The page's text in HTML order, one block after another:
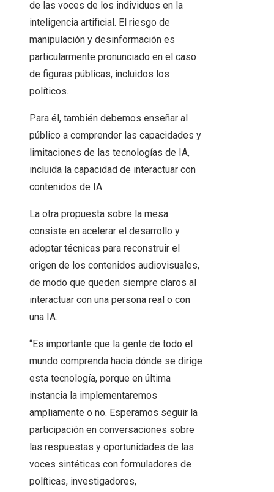
de las voces de los individuos en la
inteligencia artificial. El riesgo de
manipulación y desinformación es
particularmente pronunciado en el caso
de figuras públicas, incluidos los
políticos.
Para él, también debemos enseñar al
público a comprender las capacidades y
limitaciones de las tecnologías de IA,
incluida la capacidad de interactuar con
contenidos de IA.
La otra propuesta sobre la mesa
consiste en acelerar el desarrollo y
adoptar técnicas para reconstruir el
origen de los contenidos audiovisuales,
de modo que queden siempre claros al
interactuar con una persona real o con
una IA.
“Es importante que la gente de todo el
mundo comprenda hacia dónde se dirige
esta tecnología, porque en última
instancia la implementaremos
ampliamente o no. Esperamos seguir la
participación en conversaciones sobre
las respuestas y oportunidades de las
voces sintéticas con formuladores de
políticas, investigadores,